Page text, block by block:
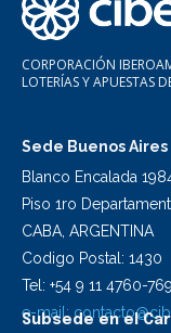
CORPORACIÓN
LOTERÍAS Y APUESTAS
Sede Buenos Aires
Blanco Encalada
Piso 1ro
CABA, ARGENTINA
Codigo Postal: 1430
Tel: +54 9 11 4760-
e-mail:
Subsede en el